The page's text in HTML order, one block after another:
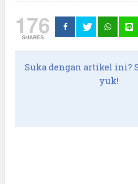
176
SHARES
Suka dengan artikel ini?
yuk!